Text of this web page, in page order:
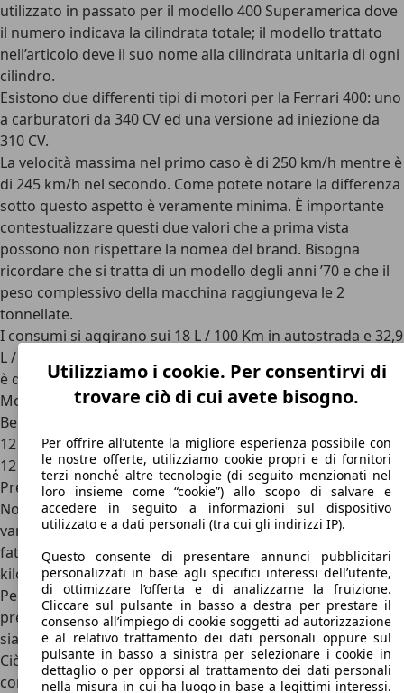
utilizzato in passato per il modello 400 Superamerica dove
il numero indicava la cilindrata totale; il modello trattato
nell’articolo deve il suo nome alla cilindrata unitaria di ogni
cilindro.
Esistono due differenti tipi di motori per la Ferrari 400: uno
a carburatori da 340 CV ed una versione ad iniezione da
310 CV.
La velocità massima nel primo caso è di 250 km/h mentre è
di 245 km/h nel secondo. Come potete notare la differenza
sotto questo aspetto è veramente minima. È importante
contestualizzare questi due valori che a prima vista
possono non rispettare la nomea del brand. Bisogna
ricordare che si tratta di un modello degli anni ’70 e che il
peso complessivo della macchina raggiungeva le 2
tonnellate.
I consumi si aggirano sui 18 L / 100 Km in autostrada e 32,9
L / 100 Km in un contesto urbano. La capacità del serbatoio
è di 120 L.
Motori Ferrari 400
Benzina
12 cilindri 4.8 da 340 CV (versione a carburatori)
12 cilindri 4.8 da 310 CV (versione a iniezione)
Prezzi Ferrari 400
Non essendo un’auto in produzione i prezzi possono
variare notevolmente tra loro a causa di una molteplicità di
fattori come lo stato dell’autovettura, il colore, il numero di
kilometri percorsi e molto altro.
Per questo motivo non si possono stabilire con facilità i
prezzi della Ferrari 400 ma è possibile affermare che essi
siano compresi nella fascia tra i 65.000 ed i 100.000 euro.
Ciò non esclude però che nel futuro essi possano cambiare
come conseguenza di un aumento o di una diminuzione
Utilizziamo i cookie. Per consentirvi di
trovare ciò di cui avete bisogno.
Per offrire all’utente la migliore esperienza possibile con
le nostre offerte, utilizziamo cookie propri e di fornitori
terzi nonché altre tecnologie (di seguito menzionati nel
loro insieme come “cookie”) allo scopo di salvare e
accedere in seguito a informazioni sul dispositivo
utilizzato e a dati personali (tra cui gli indirizzi IP).
Questo consente di presentare annunci pubblicitari
personalizzati in base agli specifici interessi dell’utente,
di ottimizzare l’offerta e di analizzarne la fruizione.
Cliccare sul pulsante in basso a destra per prestare il
consenso all’impiego di cookie soggetti ad autorizzazione
e al relativo trattamento dei dati personali oppure sul
pulsante in basso a sinistra per selezionare i cookie in
dettaglio o per opporsi al trattamento dei dati personali
nella misura in cui ha luogo in base a legittimi interessi.